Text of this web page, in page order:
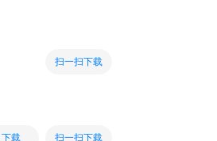
扫一扫下载
下载 扫一扫下载